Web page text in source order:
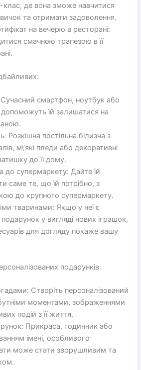
клас, де вона зможе навчитися
та отримати задоволення.
на вечерю в ресторані:
смачною трапезою в її
смартфон, ноутбук або
їй залишатися на
Розкішна постільна білизна з
м\’які пледи або декоративні
до її дому.
до супермаркету: Дайте їй
саме те, що їй потрібно, з
до крупного супермаркету.
тваринами: Якщо у неї є
у вигляді нових іграшок,
для догляду покаже вашу
подарунків:
Створіть персоналізований
моментами, зображеннями
подій з її життя.
Прикраса, годинник або
імені, особливого
може стати зворушливим та